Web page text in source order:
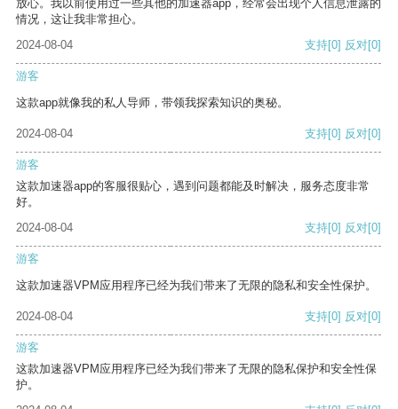
放心。我以前使用过一些其他的加速器app，经常会出现个人信息泄露的
情况，这让我非常担心。
2024-08-04
支持[0] 反对[0]
游客
这款app就像我的私人导师，带领我探索知识的奥秘。
2024-08-04 支持[0] 反对[0]
游客
这款加速器app的客服很贴心，遇到问题都能及时解决，服务态度非常
好。
2024-08-04
支持[0] 反对[0]
游客
这款加速器VPM应用程序已经为我们带来了无限的隐私和安全性保护。
2024-08-04 支持[0] 反对[0]
游客
这款加速器VPM应用程序已经为我们带来了无限的隐私保护和安全性保
护。